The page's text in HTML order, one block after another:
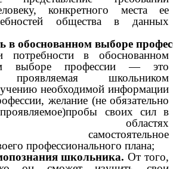
конкретного места ее
общества в данных
в обоснованном выборе
потребности в обоснованном
выборе профессии — это
проявляемая школьником
необходимой информации
желание (не обязательно
своих сил в
областях
самостоятельное
профессионального плана;
школьника. От того,